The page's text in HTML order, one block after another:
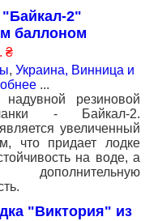
2"
баллоном
₴
, Украина, Винница и
...
резиновой
- Байкал-2.
увеличенный
что придает лодке
на воде, а
"Виктория" из